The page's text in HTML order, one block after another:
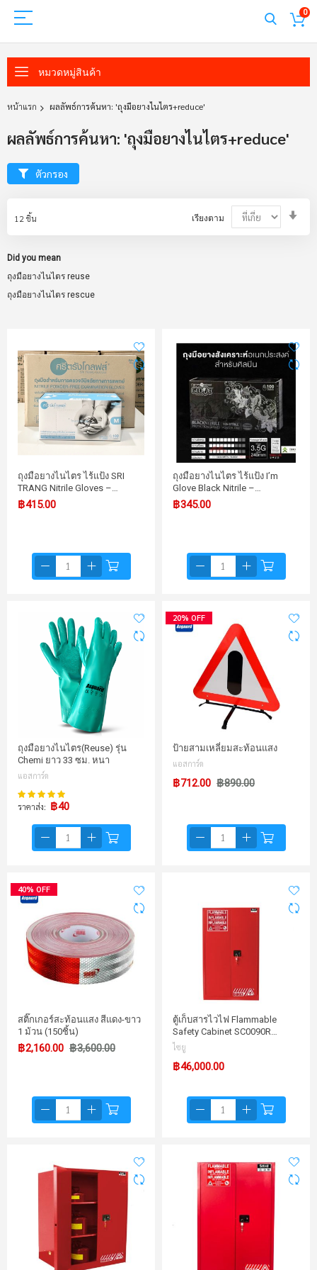
0
หมวดหมู่สินค้า
หน้าแรก ผลลัพธ์การค้นหา: 'ถุงมือยางไนไตร+reduce'
ผลลัพธ์การค้นหา: 'ถุงมือยางไนไตร+reduce'
12 ชิ้น เรียงตาม
Did you mean
ถุงมือยางไนไตร reuse
ถุงมือยางไนไตร rescue
ถุงมือยางไนไตร ไร้แป้ง SRI
TRANG Nitrile Gloves –…
฿415.00
ถุงมือยางไนไตร ไร้แป้ง I’m
Glove Black Nitrile –…
฿345.00
ถุงมือยางไนไตร(Reuse) รุ่น
Chemi ยาว 33 ซม. หนา
แอสการ์ด
คะแนน:
ราคาส่ง
฿40
20% OFF
ป้ายสามเหลี่ยมสะท้อนแสง
แอสการ์ด
฿712.00 ฿890.00
40% OFF
สติ๊กเกอร์สะท้อนแสง สีแดง-ขาว
1 ม้วน (150ชิ้น)
฿2,160.00 ฿3,600.00
ตู้เก็บสารไวไฟ Flammable
Safety Cabinet SC0090R…
ไซยู
฿46,000.00
ตัวกรอง